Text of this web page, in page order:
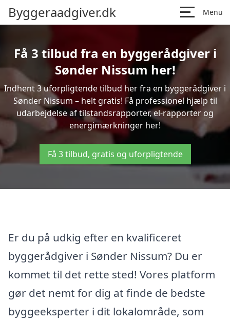
Byggeraadgiver.dk Menu
Få 3 tilbud fra en byggerådgiver i
Sønder Nissum her!
Indhent 3 uforpligtende tilbud her fra en byggerådgiver i
Sønder Nissum – helt gratis! Få professionel hjælp til
udarbejdelse af tilstandsrapporter, el-rapporter og
energimærkninger her!
Få 3 tilbud, gratis og uforpligtende
Er du på udkig efter en kvalificeret
byggerådgiver i Sønder Nissum? Du er
kommet til det rette sted! Vores platform
gør det nemt for dig at finde de bedste
byggeeksperter i dit lokalområde, som